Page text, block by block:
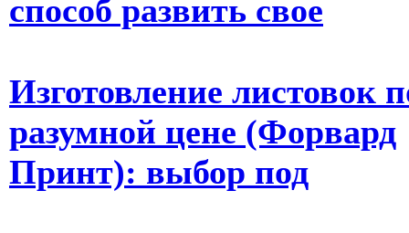
способ развить свое
Изготовление листовок
разумной цене (Форвард
Принт): выбор под